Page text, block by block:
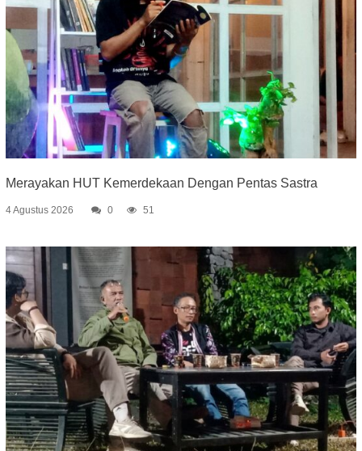
Merayakan HUT Kemerdekaan Dengan Pentas Sastra
4 Agustus 2026 0 51